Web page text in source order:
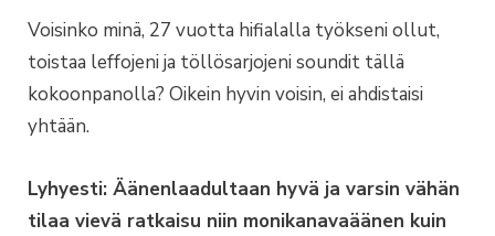
Voisinko minä, 27 vuotta hifialalla työkseni ollut,
toistaa leffojeni ja töllösarjojeni soundit tällä
kokoonpanolla? Oikein hyvin voisin, ei ahdistaisi
yhtään.
Lyhyesti: Äänenlaadultaan hyvä ja varsin vähän
tilaa vievä ratkaisu niin monikanavaäänen kuin